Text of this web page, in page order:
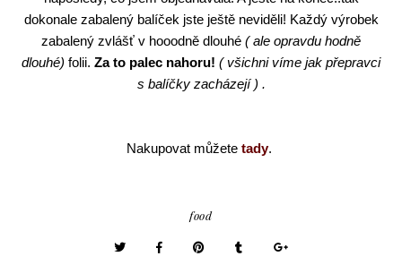
dokonale zabalený balíček jste ještě neviděli! Každý výrobek
zabalený zvlášť v hooodně dlouhé ( ale opravdu hodně
dlouhé) folii. Za to palec nahoru! ( všichni víme jak přepravci
s balíčky zacházejí ) .
Nakupovat můžete tady.
food